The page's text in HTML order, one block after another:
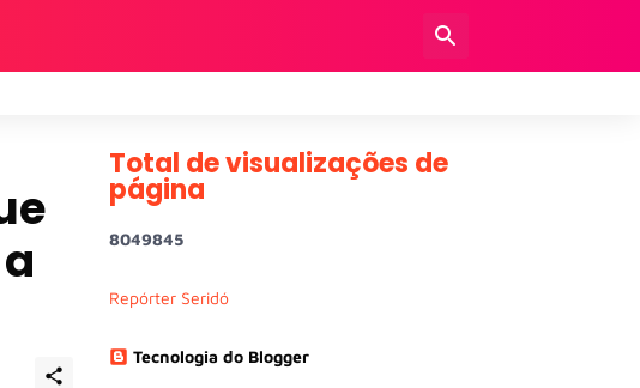
Total de visualizações de
página
8049845
Repórter Seridó
Tecnologia do Blogger